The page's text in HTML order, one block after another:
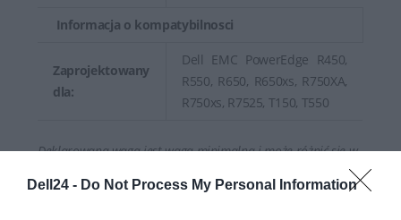
Dell24 - Do Not Process My Personal Information
Informacja o kompatybilnosci
Zaprojektowany
dla:
Dell EMC PowerEdge R450,
R550, R650, R650xs, R750XA,
R750xs, R7525, T150, T550
Deklarowana waga jest wagą minimalną i może różnić się w
procesie produkcyjnym.